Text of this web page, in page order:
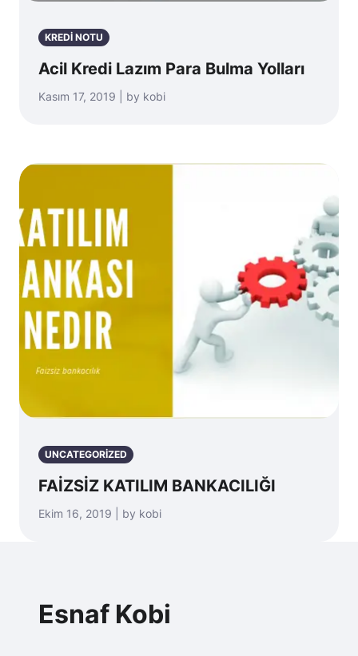
KREDİ NOTU
Acil Kredi Lazım Para Bulma Yolları
Kasım 17, 2019 | by kobi
UNCATEGORIZED
FAİZSİZ KATILIM BANKACILIĞI
Ekim 16, 2019 | by kobi
Esnaf Kobi